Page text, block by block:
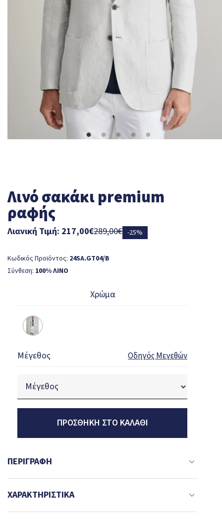
Λινό σακάκι premium
ραφής
289,00€
Λιανική Τιμή: 217,00€ -25%
Κωδικός Προϊόντος: 24SA.GT04/B
Σύνθεση: 100% ΛΙΝΟ
Χρώμα
Μέγεθος Οδηγός Μεγεθών
ΠΡΟΣΘΉΚΗ ΣΤΟ ΚΑΛΆΘΙ
ΠΕΡΙΓΡΑΦΉ
ΧΑΡΑΚΤΗΡΙΣΤΙΚΆ